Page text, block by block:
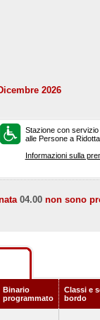
2026
Stazione con
alle Persone a
Informazioni sulla
04.00 non sono
Binario
programmato
Classi e
bordo